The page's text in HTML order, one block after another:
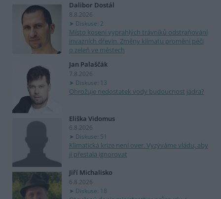
Dalibor Dostál
8.8.2026
Diskuse: 2
Místo kosení vyprahlých trávníků odstraňování
invazních dřevin. Změny klimatu promění péči
o zeleň ve městech
Jan Palaščák
7.8.2026
Diskuse: 13
Ohrožuje nedostatek vody budoucnost jádra?
Eliška Vidomus
6.8.2026
Diskuse: 51
Klimatická krize není over. Vyzýváme vládu, aby
ji přestala ignorovat
Jiří Michalisko
6.8.2026
Diskuse: 18